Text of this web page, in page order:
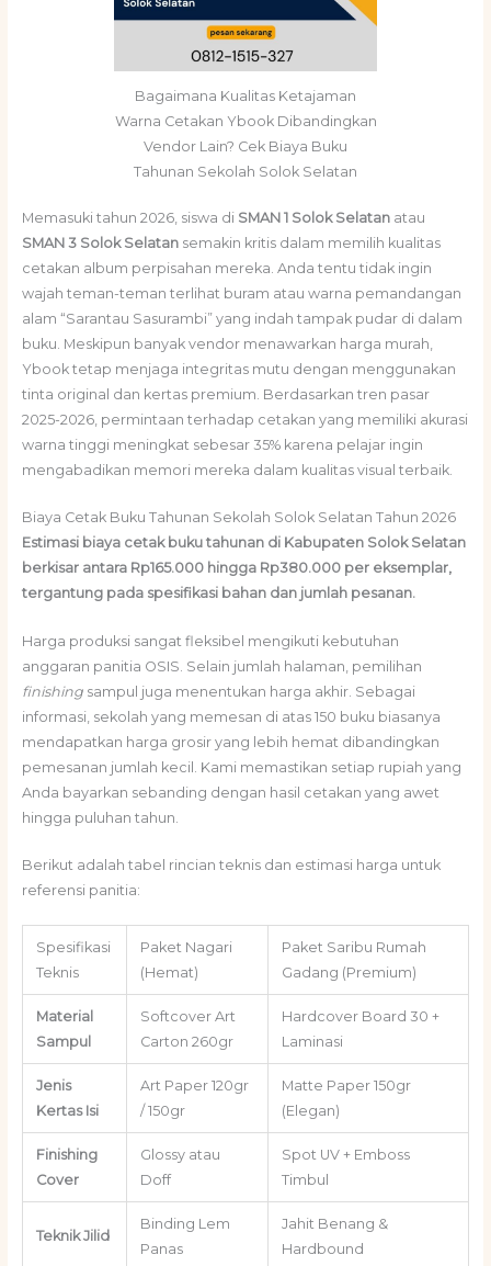
Bagaimana Kualitas Ketajaman
Warna Cetakan Ybook Dibandingkan
Vendor Lain? Cek Biaya Buku
Tahunan Sekolah Solok Selatan
Memasuki tahun 2026, siswa di SMAN 1 Solok Selatanatau
SMAN 3 Solok Selatansemakin kritis dalam memilih kualitas
cetakan album perpisahan mereka. Anda tentu tidak ingin
wajah teman-teman terlihat buram atau warna pemandangan
alam “Sarantau Sasurambi” yang indah tampak pudar di dalam
buku. Meskipun banyak vendor menawarkan harga murah,
Ybook tetap menjaga integritas mutu dengan menggunakan
tinta original dan kertas premium. Berdasarkan tren pasar
2025-2026, permintaan terhadap cetakan yang memiliki akurasi
warna tinggi meningkat sebesar 35% karena pelajar ingin
mengabadikan memori mereka dalam kualitas visual terbaik.
Biaya Cetak Buku Tahunan Sekolah Solok Selatan Tahun 2026
Estimasi biaya cetak buku tahunan di Kabupaten Solok Selatan
berkisar antara Rp165.000 hingga Rp380.000 per eksemplar,
tergantung pada spesifikasi bahan dan jumlah pesanan.
Harga produksi sangat fleksibel mengikuti kebutuhan
anggaran panitia OSIS. Selain jumlah halaman, pemilihan
finishingsampul juga menentukan harga akhir. Sebagai
informasi, sekolah yang memesan di atas 150 buku biasanya
mendapatkan harga grosir yang lebih hemat dibandingkan
pemesanan jumlah kecil. Kami memastikan setiap rupiah yang
Anda bayarkan sebanding dengan hasil cetakan yang awet
hingga puluhan tahun.
Berikut adalah tabel rincian teknis dan estimasi harga untuk
referensi panitia:
Spesifikasi
Teknis
Paket Nagari
(Hemat)
Paket Saribu Rumah
Gadang (Premium)
Material
Sampul
Softcover Art
Carton 260gr
Hardcover Board 30 +
Laminasi
Jenis
Kertas Isi
Art Paper 120gr
/ 150gr
Matte Paper 150gr
(Elegan)
Finishing
Cover
Glossy atau
Doff
Spot UV + Emboss
Timbul
Teknik Jilid
Binding Lem
Panas
Jahit Benang &
Hardbound